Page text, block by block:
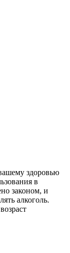
здоровью
в
законом, и
алкоголь.